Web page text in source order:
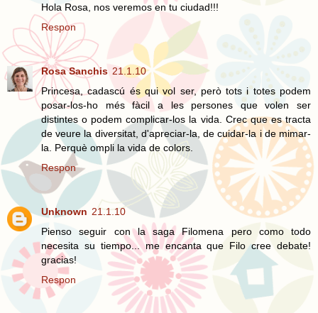
Hola Rosa, nos veremos en tu ciudad!!!
Respon
Rosa Sanchis 21.1.10
Princesa, cadascú és qui vol ser, però tots i totes podem
posar-los-ho més fàcil a les persones que volen ser
distintes o podem complicar-los la vida. Crec que es tracta
de veure la diversitat, d'apreciar-la, de cuidar-la i de mimar-
la. Perquè ompli la vida de colors.
Respon
Unknown 21.1.10
Pienso seguir con la saga Filomena pero como todo
necesita su tiempo... me encanta que Filo cree debate!
gracias!
Respon